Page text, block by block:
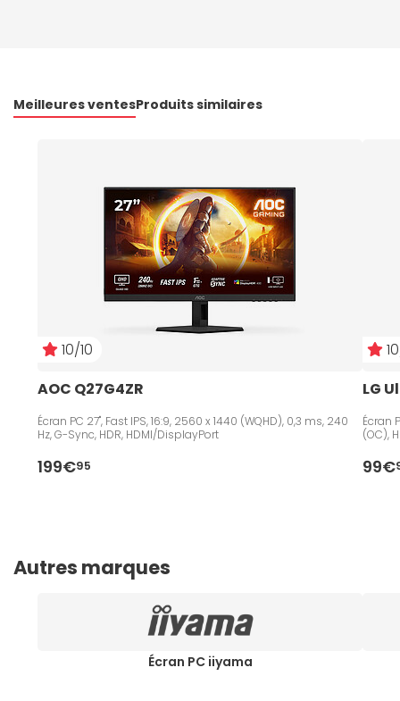
Meilleures ventesProduits similaires
10/10
AOC Q27G4ZR
Écran PC 27", Fast IPS, 16:9, 2560 x 1440 (WQHD), 0,3 ms, 240
Hz, G-Sync, HDR, HDMI/DisplayPort
199€95
LG
Écran
(OC),
99€
Autres marques
Écran PC iiyama